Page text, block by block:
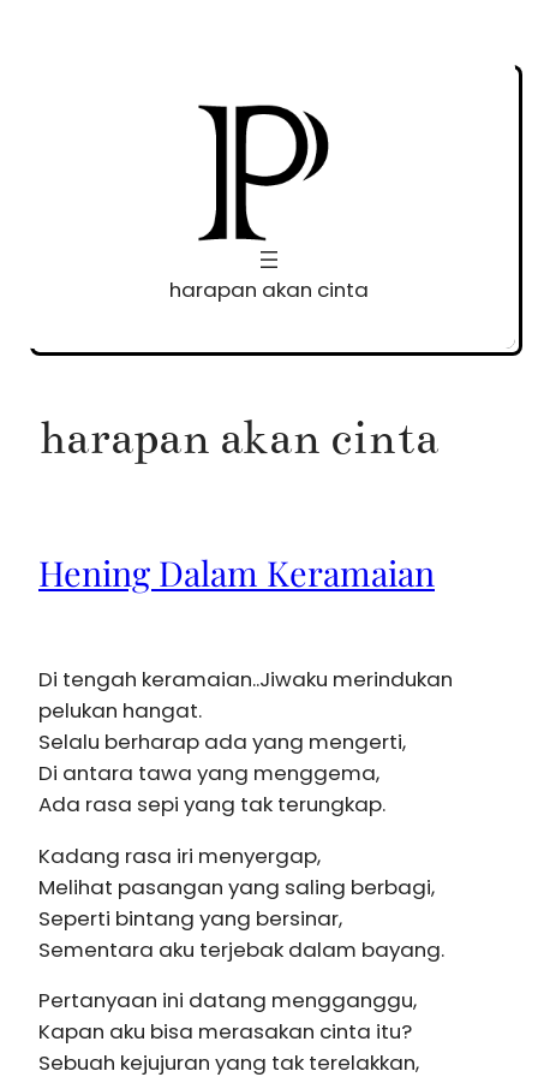
harapan akan cinta
harapan akan cinta
Hening Dalam Keramaian
Di tengah keramaian..Jiwaku merindukan
pelukan hangat.
Selalu berharap ada yang mengerti,
Di antara tawa yang menggema,
Ada rasa sepi yang tak terungkap.
Kadang rasa iri menyergap,
Melihat pasangan yang saling berbagi,
Seperti bintang yang bersinar,
Sementara aku terjebak dalam bayang.
Pertanyaan ini datang mengganggu,
Kapan aku bisa merasakan cinta itu?
Sebuah kejujuran yang tak terelakkan,